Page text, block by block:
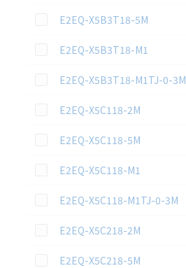
この資料を選択
E2EQ-X5B3T18-5M
この資料を選択
E2EQ-X5B3T18-M1
この資料を選択
E2EQ-X5B3T18-M1TJ-0-3M
この資料を選択
E2EQ-X5C118-2M
この資料を選択
E2EQ-X5C118-5M
この資料を選択
E2EQ-X5C118-M1
この資料を選択
E2EQ-X5C118-M1TJ-0-3M
この資料を選択
E2EQ-X5C218-2M
この資料を選択
E2EQ-X5C218-5M